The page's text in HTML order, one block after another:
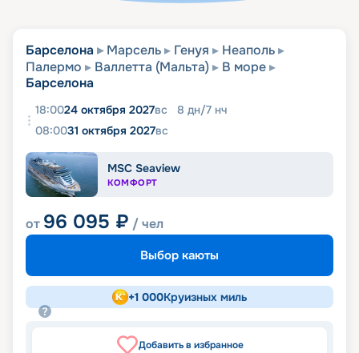
Барселона Марсель Генуя
Неаполь
Палермо
Валлетта (Мальта)
В море
Барселона
18:0024 октября 2027вс 8 дн/7 нч
08:0031 октября 2027вс
MSC Seaview
КОМФОРТ
от 96 095 ₽ / чел
Выбор каюты
+1 000Круизных миль
Добавить в избранное